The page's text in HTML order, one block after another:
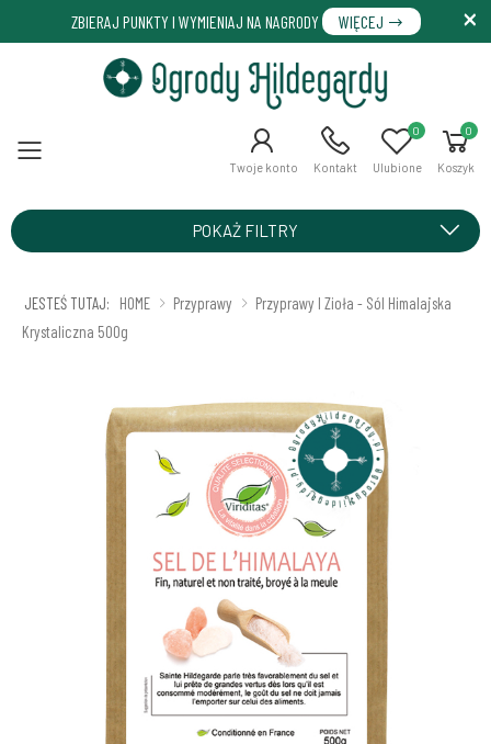
ZBIERAJ PUNKTY I WYMIENIAJ NA NAGRODY WIĘCEJ
Menu Twoje konto Kontakt Ulubione
0 0
Koszyk
POKAŻ FILTRY
JESTEŚ TUTAJ: HOME Przyprawy
Przyprawy I Zioła - Sól Himalajska
Krystaliczna 500g